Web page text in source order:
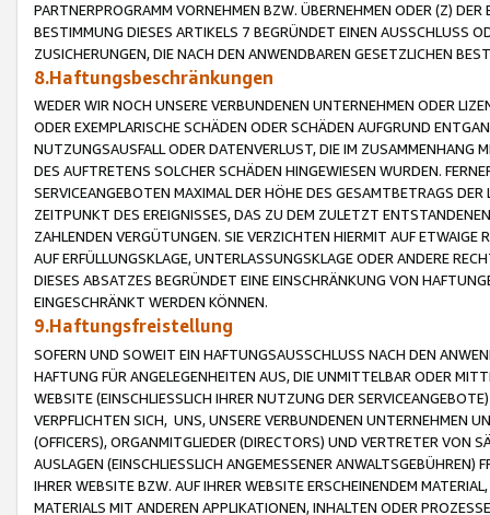
PARTNERPROGRAMM VORNEHMEN BZW. ÜBERNEHMEN ODER (Z)
BESTIMMUNG DIESES ARTIKELS 7 BEGRÜNDET EINEN AUSSCHLUSS
ZUSICHERUNGEN, DIE NACH DEN ANWENDBAREN GESETZLICHEN
8.Haftungsbeschränkungen
WEDER WIR NOCH UNSERE VERBUNDENEN UNTERNEHMEN ODER
ODER EXEMPLARISCHE SCHÄDEN ODER SCHÄDEN AUFGRUND
NUTZUNGSAUSFALL ODER DATENVERLUST, DIE IM ZUSAMMENHANG
DES AUFTRETENS SOLCHER SCHÄDEN HINGEWIESEN WURDEN.
SERVICEANGEBOTEN MAXIMAL DER HÖHE DES GESAMTBETRAGS
ZEITPUNKT DES EREIGNISSES, DAS ZU DEM ZULETZT
ZAHLENDEN VERGÜTUNGEN. SIE VERZICHTEN HIERMIT AUF
AUF ERFÜLLUNGSKLAGE, UNTERLASSUNGSKLAGE ODER ANDERE
DIESES ABSATZES BEGRÜNDET EINE EINSCHRÄNKUNG VON
EINGESCHRÄNKT WERDEN KÖNNEN.
9.Haftungsfreistellung
SOFERN UND SOWEIT EIN HAFTUNGSAUSSCHLUSS NACH DEN
HAFTUNG FÜR ANGELEGENHEITEN AUS, DIE UNMITTELBAR ODER
WEBSITE (EINSCHLIESSLICH IHRER NUTZUNG DER
VERPFLICHTEN SICH, UNS, UNSERE VERBUNDENEN UNTERNEHMEN
(OFFICERS), ORGANMITGLIEDER (DIRECTORS) UND VERTRETER VON
AUSLAGEN (EINSCHLIESSLICH ANGEMESSENER
IHRER WEBSITE BZW. AUF IHRER WEBSITE ERSCHEINENDEM
MATERIALS MIT ANDEREN APPLIKATIONEN, INHALTEN ODER